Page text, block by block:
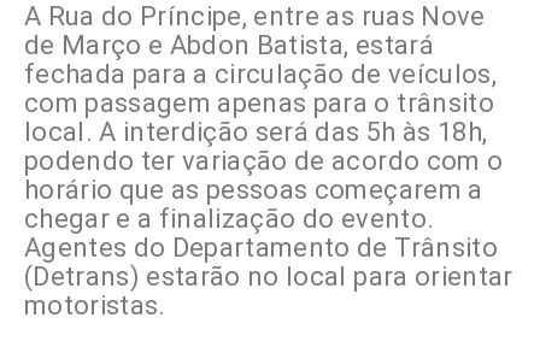
A Rua do Príncipe, entre as ruas Nove
de Março e Abdon Batista, estará
fechada para a circulação de veículos,
com passagem apenas para o trânsito
local. A interdição será das 5h às 18h,
podendo ter variação de acordo com o
horário que as pessoas começarem a
chegar e a finalização do evento.
Agentes do Departamento de Trânsito
(Detrans) estarão no local para orientar
motoristas.